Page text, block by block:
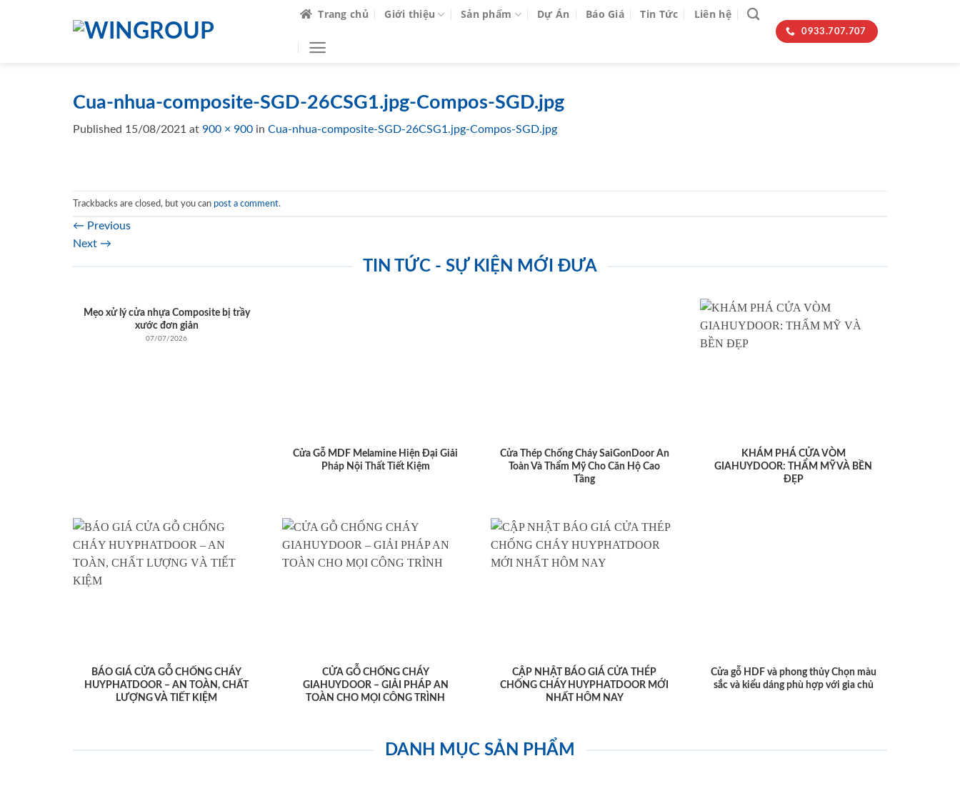
Trang chủ Giới thiệu Sản phẩm Dự Án Báo Giá Tin Tức Liên hệ
0933.707.707
Cua-nhua-composite-SGD-26CSG1.jpg-Compos-SGD.jpg
Published 15/08/2021 at 900 × 900 in Cua-nhua-composite-SGD-26CSG1.jpg-Compos-SGD.jpg
Trackbacks are closed, but you can post a comment.
← Previous
Next →
TIN TỨC - SỰ KIỆN MỚI ĐƯA
Mẹo xử lý cửa nhựa Composite bị trầy
xước đơn giản
07/07/2026
Cửa Gỗ MDF Melamine Hiện Đại Giải
Pháp Nội Thất Tiết Kiệm
Cửa Thép Chống Cháy SaiGonDoor An
Toàn Và Thẩm Mỹ Cho Căn Hộ Cao
Tầng
KHÁM PHÁ CỬA VÒM
GIAHUYDOOR: THẨM MỸ VÀ BỀN
ĐẸP
BÁO GIÁ CỬA GỖ CHỐNG CHÁY
HUYPHATDOOR – AN TOÀN, CHẤT
LƯỢNG VÀ TIẾT KIỆM
CỬA GỖ CHỐNG CHÁY
GIAHUYDOOR – GIẢI PHÁP AN
TOÀN CHO MỌI CÔNG TRÌNH
CẬP NHẬT BÁO GIÁ CỬA THÉP
CHỐNG CHÁY HUYPHATDOOR MỚI
NHẤT HÔM NAY
Cửa gỗ HDF và phong thủy Chọn màu
sắc và kiểu dáng phù hợp với gia chủ
DANH MỤC SẢN PHẨM